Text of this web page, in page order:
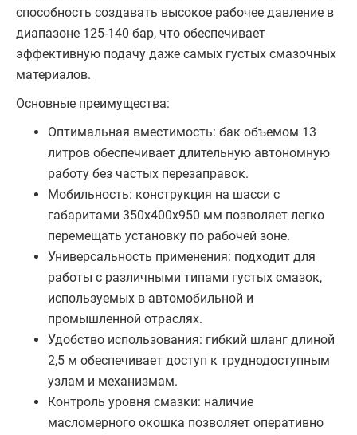
способность создавать высокое рабочее давление в
диапазоне 125-140 бар, что обеспечивает
эффективную подачу даже самых густых смазочных
материалов.
Основные преимущества:
Оптимальная вместимость: бак объемом 13
литров обеспечивает длительную автономную
работу без частых перезаправок.
Мобильность: конструкция на шасси с
габаритами 350x400x950 мм позволяет легко
перемещать установку по рабочей зоне.
Универсальность применения: подходит для
работы с различными типами густых смазок,
используемых в автомобильной и
промышленной отраслях.
Удобство использования: гибкий шланг длиной
2,5 м обеспечивает доступ к труднодоступным
узлам и механизмам.
Контроль уровня смазки: наличие
масломерного окошка позволяет оперативно